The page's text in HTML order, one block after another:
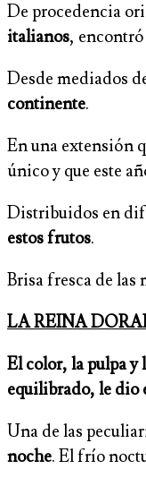
De procedencia
italianos, encontró
Desde mediados
continente.
En una extensión
único y que este
Distribuidos en
estos frutos.
Brisa fresca de las
LA REINA
El color, la pulpa y
equilibrado, le dio
Una de las
noche. El frío